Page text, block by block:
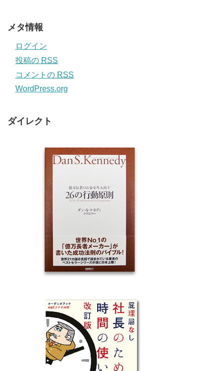
メタ情報
ログイン
投稿の RSS
コメントの RSS
WordPress.org
ダイレクト